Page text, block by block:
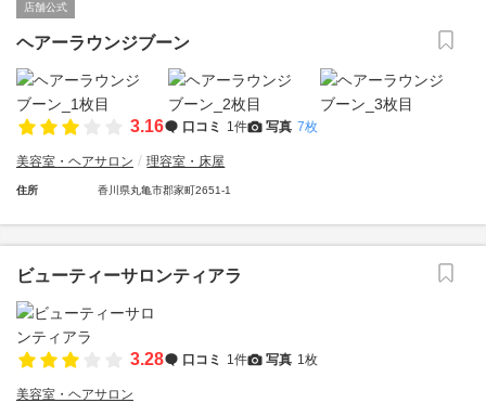
店舗公式
ヘアーラウンジブーン
3.16 口コミ 1件 写真 7枚
美容室・ヘアサロン 理容室・床屋
住所 香川県丸亀市郡家町2651-1
ビューティーサロンティアラ
3.28 口コミ 1件 写真 1枚
美容室・ヘアサロン